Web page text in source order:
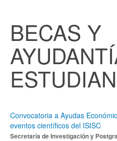
BECAS Y
Convocatoria a Ayudas
eventos científicos del ISISC
Secretaría de Investigación y